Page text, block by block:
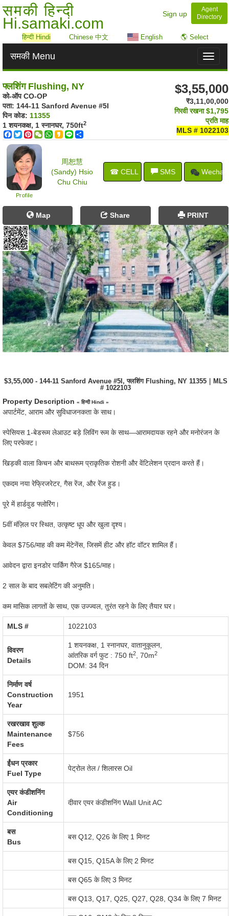
समकी हिन्दी
Hi.samaki.com
Sign up
Agent
Directory
हिन्दी Hindi Chinese 中文 English 🌎 Select
Toggle
समकी Menu
फ्लशिंग Flushing, NY
को-ऑप CO-OP
पता: ‎144-11 Sanford Avenue #5I
पिन कोड: 11355
1 शयनकक्ष, 1 स्नानघर, 750ft2
Facebook
TwitterPinterest
WeChat
WhatsApp
Kakao
Line
$3,55,000
₹3,11,00,000
गिरवी रखना$1,795
प्रति माह
MLS # 1022103
Profile
周恕慧
(Sandy) Hsio
Chu Chiu
☎ CELL SMS Wechat
Map Share PRINT
$3,55,000 - 144-11 Sanford Avenue #5I, फ्लशिंग Flushing, NY 11355｜MLS
# 1022103
Property Description « हिन्दी Hindi »
अपार्टमेंट, आराम और सुविधाजनकता के साथ।
स्पेसियस 1-बेडरूम लेआउट बड़े लिविंग रूम के साथ—आरामदायक रहने और मनोरंजन के
लिए परफेक्ट।
खिड़की वाला किचन और बाथरूम प्राकृतिक रोशनी और वेंटिलेशन प्रदान करते हैं।
एकदम नया रेफ्रिजरेटर, गैस रेंज, और रेंज हुड।
पूरे में हार्डवुड फ्लोरिंग।
5वीं मंज़िल पर स्थित, उत्कृष्ट धूप और खुला दृश्य।
केवल $756/माह की कम मेंटेनेंस, जिसमें हीट और हॉट वॉटर शामिल हैं।
आवेदन द्वारा इनडोर पार्किंग गैरेज $165/माह।
2 साल के बाद सबलेटिंग की अनुमति।
कम मासिक लागतों के साथ, एक उज्ज्वल, तुरंत रहने के लिए तैयार घर।
MLS #‎ 1022103
विवरण
Details
1 शयनकक्ष, 1 स्नानघर, वातानुकूलन
आंतरिक वर्ग फुट : 750 ft2 70m2
DOM: 34 दिन
निर्माण वर्ष
Construction
Year
1951
रखरखाव शुल्क
Maintenance
Fees
$756
ईंधन प्रकार
Fuel Type
पेट्रोल तेल / शिलारसOil
एयर कंडीशनिंग
Air
Conditioning
दीवार एयर कंडीशनिंगWall Unit AC
बस
Bus
बस Q12, Q26 के लिए 1 मिनट
बस Q15, Q15A के लिए 2 मिनट
बस Q65 के लिए 3 मिनट
बस Q13, Q17, Q25, Q27, Q28, Q34 के लिए 7 मिनट